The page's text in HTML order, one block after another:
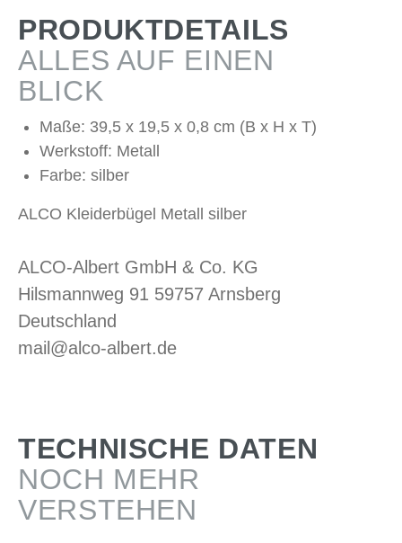
PRODUKTDETAILS
ALLES AUF EINEN
BLICK
Maße: 39,5 x 19,5 x 0,8 cm (B x H x T)
Werkstoff: Metall
Farbe: silber
ALCO Kleiderbügel Metall silber
ALCO-Albert GmbH & Co. KG
Hilsmannweg 91 59757 Arnsberg
Deutschland
mail@alco-albert.de
TECHNISCHE DATEN
NOCH MEHR
VERSTEHEN